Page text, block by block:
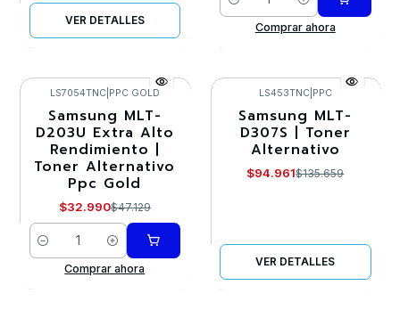
VER DETALLES
Cantidad
Comprar ahora
-30%
LS7054TNC| PPC GOLD
Samsung MLT-
D203U Extra Alto
Rendimiento |
Toner Alternativo
Ppc Gold
$32.990$47.129
Cantidad
Comprar ahora
-30%
Agotado
LS453TNC| PPC
Samsung MLT-
D307S | Toner
Alternativo
$94.961$135.659
VER DETALLES